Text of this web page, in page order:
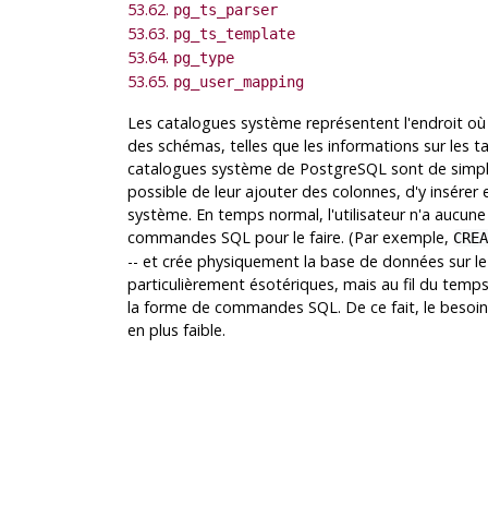
53.62. pg_ts_parser
53.63. pg_ts_template
53.64. pg_type
53.65. pg_user_mapping
Les catalogues système représentent l'endroit
des schémas, telles que les informations sur les
catalogues système de PostgreSQLsont de
possible de leur ajouter des colonnes, d'y
système. En temps normal, l'utilisateur n'a
commandes SQL pour le faire. (Par exemple,
-- et crée physiquement la base de données sur
particulièrement ésotériques, mais au fil du
la forme de commandes SQL. De ce fait, le
en plus faible.